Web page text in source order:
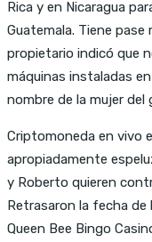
Rica y en Nicaragua
Guatemala. Tiene pase
propietario indicó que
máquinas instaladas
nombre de la mujer del
Criptomoneda en vivo
apropiadamente
y Roberto quieren
Retrasaron la fecha de
Queen Bee Bingo